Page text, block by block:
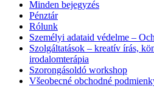
Minden bejegyzés
Pénztár
Rólunk
Személyi adataid védelme –
Szolgáltatások – kreatív írás,
irodalomterápia
Szorongásoldó workshop
Všeobecné obchodné